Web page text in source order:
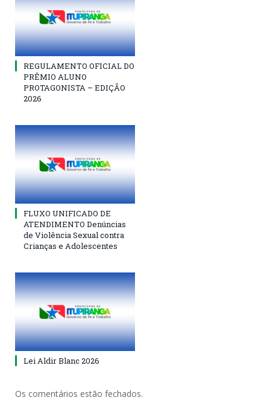
REGULAMENTO OFICIAL DO
PRÊMIO ALUNO
PROTAGONISTA – EDIÇÃO
2026
FLUXO UNIFICADO DE
ATENDIMENTO Denúncias
de Violência Sexual contra
Crianças e Adolescentes
Lei Aldir Blanc 2026
Os comentários estão fechados.